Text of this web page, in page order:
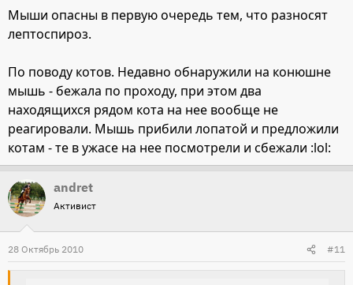
Мыши опасны в первую очередь тем, что разносят
лептоспироз.
По поводу котов. Недавно обнаружили на конюшне
мышь - бежала по проходу, при этом два
находящихся рядом кота на нее вообще не
реагировали. Мышь прибили лопатой и предложили
котам - те в ужасе на нее посмотрели и сбежали :lol:
andret
Активист
28 Октябрь 2010 #11